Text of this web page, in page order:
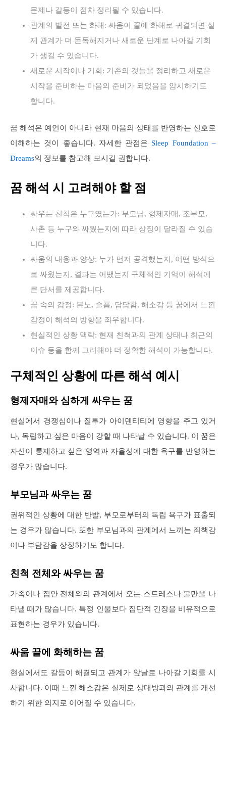
문제나 갈등이 점차 정리될 수 있습니다.
관계의 발전 또는 화해: 싸움이 끝에 화해로 귀결되면 실
제 관계가 더 돈독해지거나 새로운 단계로 나아갈 기회
가 생길 수 있습니다.
새로운 시작이나 기회: 기존의 것들을 정리하고 새로운
시작을 준비하는 마음의 준비가 되었음을 암시하기도
합니다.
꿈 해석은 예언이 아니라 현재 마음의 상태를 반영하는 신호로
이해하는 것이 좋습니다. 자세한 관점은 Sleep Foundation –
Dreams의 정보를 참고해 보시길 권합니다.
꿈 해석 시 고려해야 할 점
싸우는 친척은 누구였는가: 부모님, 형제자매, 조부모,
사촌 등 누구와 싸웠는지에 따라 상징이 달라질 수 있습
니다.
싸움의 내용과 양상: 누가 먼저 공격했는지, 어떤 방식으
로 싸웠는지, 결과는 어땠는지 구체적인 기억이 해석에
큰 단서를 제공합니다.
꿈 속의 감정: 분노, 슬픔, 답답함, 해소감 등 꿈에서 느낀
감정이 해석의 방향을 좌우합니다.
현실적인 상황 맥락: 현재 친척과의 관계 상태나 최근의
이슈 등을 함께 고려해야 더 정확한 해석이 가능합니다.
구체적인 상황에 따른 해석 예시
형제자매와 심하게 싸우는 꿈
현실에서 경쟁심이나 질투가 아이덴티티에 영향을 주고 있거
나, 독립하고 싶은 마음이 강할 때 나타날 수 있습니다. 이 꿈은
자신이 통제하고 싶은 영역과 자율성에 대한 욕구를 반영하는
경우가 많습니다.
부모님과 싸우는 꿈
권위적인 상황에 대한 반발, 부모로부터의 독립 욕구가 표출되
는 경우가 많습니다. 또한 부모님과의 관계에서 느끼는 죄책감
이나 부담감을 상징하기도 합니다.
친척 전체와 싸우는 꿈
가족이나 집안 전체와의 관계에서 오는 스트레스나 불만을 나
타낼 때가 많습니다. 특정 인물보다 집단적 긴장을 비유적으로
표현하는 경우가 있습니다.
싸움 끝에 화해하는 꿈
현실에서도 갈등이 해결되고 관계가 앞날로 나아갈 기회를 시
사합니다. 이때 느낀 해소감은 실제로 상대방과의 관계를 개선
하기 위한 의지로 이어질 수 있습니다.